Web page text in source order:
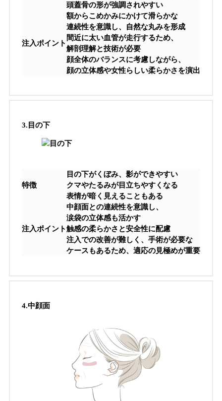
頭蓋骨の形が強調されやすい
注入ポイント
額からこめかみにかけて滑らかな
連続性を意識し、自然な丸みを形成
間近に太い血管が走行するため、
解剖理解と技術が必要
顔全体のバランスに考慮しながら、
顔の立体感や女性らしい柔らかさを演出
3. 目の下
特徴
目の下がくぼみ、影ができやすい
クマやたるみが目立ちやすくなる
表情が暗く見えることもある
注入ポイント
中顔面との連続性を意識し、
涙袋の立体感も活かす
触感の柔らかさと安全性に配慮
注入での改善が難しく、手術が必要な
ケースもあるため、適応の見極めが重要
4.中顔面